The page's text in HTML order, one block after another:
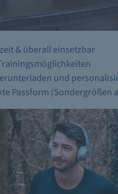
& überall einsetzbar
und
Passform (Sondergrößen